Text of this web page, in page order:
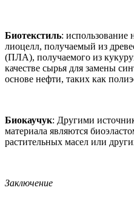
Биотекстиль: использование
лиоцелл, получаемый из
(ПЛА), получаемого из
качестве сырья для замены
основе нефти, таких как
Биокаучук: Другими
материала являются
растительных масел или
Заключение